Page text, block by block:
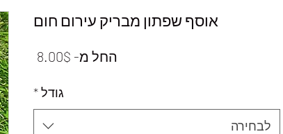
אוסף שפתון מבריק עירום חום
החל מ- 8.00$ מחיר
מבצע
גודל*
לבחירה